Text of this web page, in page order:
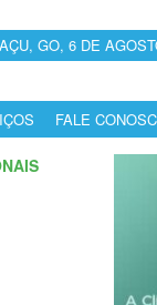
GO, 6 DE
FALE